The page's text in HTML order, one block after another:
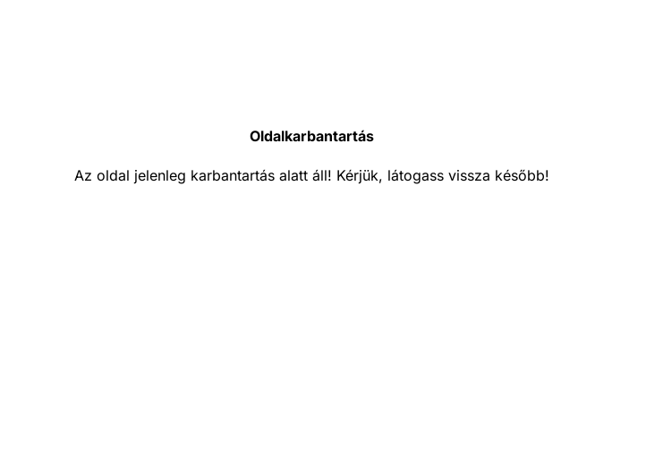
Oldalkarbantartás
Az oldal jelenleg karbantartás alatt áll! Kérjük, látogass vissza később!